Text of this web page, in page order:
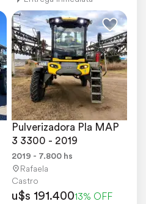
Pulverizadora Pla MAP
3 3300 - 2019
2019 - 7.800 hs
Rafaela
Castro
u$s 191.40013% OFF